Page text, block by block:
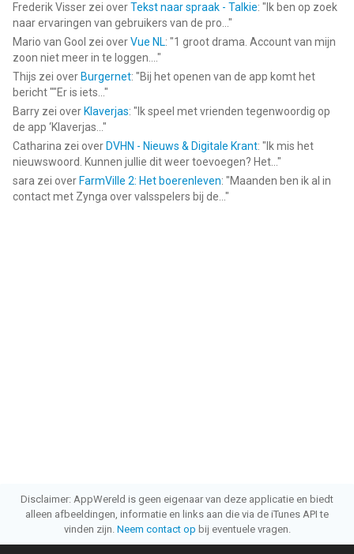
Frederik Visser zei overTekst naar spraak - Talkie: " Ik ben op zoek
naar ervaringen van gebruikers van de pro... "
Mario van Gool zei overVue NL: "1 groot drama. Account van mijn
zoon niet meer in te loggen.... "
Thijs zei over Burgernet: "Bij het openen van de app komt het
bericht ""Er is iets... "
Barry zei over Klaverjas: " Ik speel met vrienden tegenwoordig op
de app ‘Klaverjas... "
Catharina zei over DVHN - Nieuws & Digitale Krant: " Ik mis het
nieuwswoord. Kunnen jullie dit weer toevoegen? Het... "
sara zei over FarmVille 2: Het boerenleven: "Maanden ben ik al in
contact met Zynga over valsspelers bij de... "
Disclaimer: AppWereld is geen eigenaar van deze applicatie en biedt
alleen afbeeldingen, informatie en links aan die via de iTunes API te
vinden zijn. Neem contact op bij eventuele vragen.